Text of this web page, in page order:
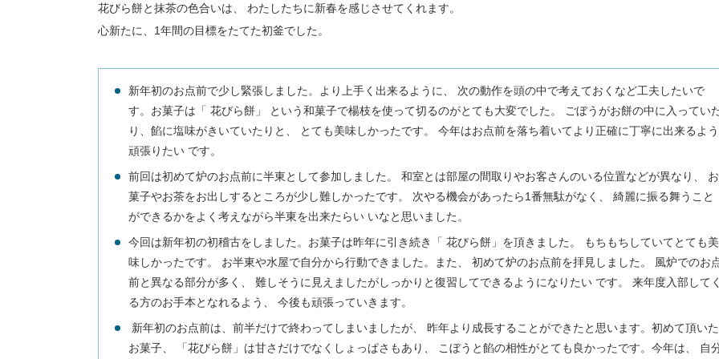
花びら餅と抹茶の色合いは、 わたしたちに新春を感じさせてくれます。
心新たに、1年間の目標をたてた初釜でした。
新年初のお点前で少し緊張しました。より上手く出来るように、 次の動作を頭の中で考えておくなど工夫したいで
す。お菓子は「 花びら餅」 という和菓子で楊枝を使って切るのがとても大変でした。 ごぼうがお餅の中に入ってい
り、餡に塩味がきいていたりと、 とても美味しかったです。 今年はお点前を落ち着いてより正確に丁寧に出来るよう
頑張りたい です。
前回は初めて炉のお点前に半東として参加しました。 和室とは部屋の間取りやお客さんのいる位置などが異なり、 お
菓子やお茶をお出しするところが少し難しかったです。 次やる機会があったら1番無駄がなく、 綺麗に振る舞うこと
ができるかをよく考えながら半東を出来たらい いなと思いました。
今回は新年初の初稽古をしました。お菓子は昨年に引き続き「 花びら餅」を頂きました。 もちもちしていてとても美
味しかったです。 お半東や水屋で自分から行動できました。また、 初めて炉のお点前を拝見しました。 風炉でのお
前と異なる部分が多く、 難しそうに見えましたがしっかりと復習してできるようになりたい です。 来年度入部してく
る方のお手本となれるよう、 今後も頑張っていきます。
新年初のお点前は、前半だけで終わってしまいましたが、 昨年より成長することができたと思います。初めて頂いた
お菓子、 「花びら餅」は甘さだけでなくしょっぱさもあり、 こぼうと餡の相性がとても良かったです。今年は、 自